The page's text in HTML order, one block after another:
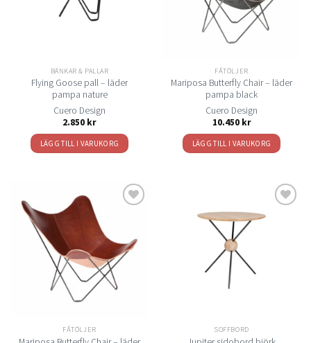
BÄNKAR & PALLAR
Flying Goose pall – läder
pampa nature
Cuero Design
2.850 kr
LÄGG TILL I VARUKORG
FÅTÖLJER
Mariposa Butterfly Chair – läder
pampa black
Cuero Design
10.450 kr
LÄGG TILL I VARUKORG
önskelistan
FÅTÖLJER SOFFBORD